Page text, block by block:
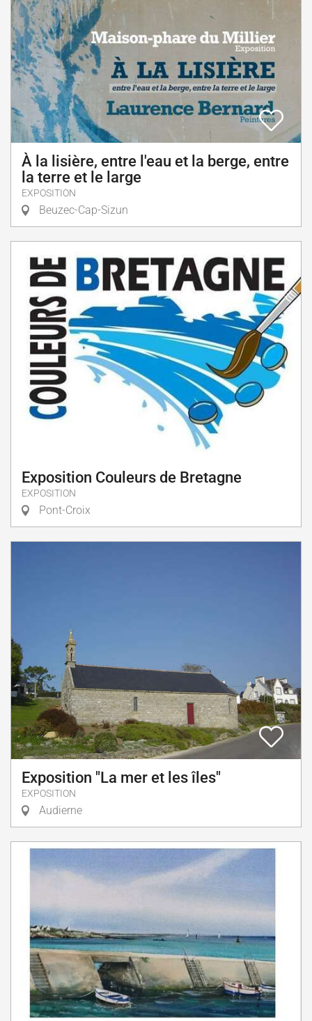
À la lisière, entre l'eau et la berge, entre
la terre et le large
EXPOSITION
Beuzec-Cap-Sizun
Exposition Couleurs de Bretagne
EXPOSITION
Pont-Croix
Exposition "La mer et les îles"
EXPOSITION
Audierne